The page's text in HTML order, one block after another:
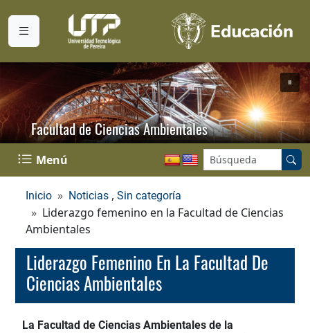
Facultad de Ciencias Ambientales
Menú Buscar en el sitio:
Inicio Noticias , Sin categoría
Liderazgo femenino en la Facultad de Ciencias
Ambientales
Liderazgo Femenino En La Facultad De
Ciencias Ambientales
La Facultad de Ciencias Ambientales de la